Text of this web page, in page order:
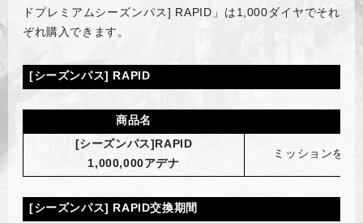
ドプレミアムシーズンパス] RAPID」は1,000ダイヤでそれ
ぞれ購入できます。
[シーズンパス] RAPID
商品名
[シーズンパス]RAPID
1,000,000アデナ
ミッションを進
[シーズンパス] RAPID交換期間